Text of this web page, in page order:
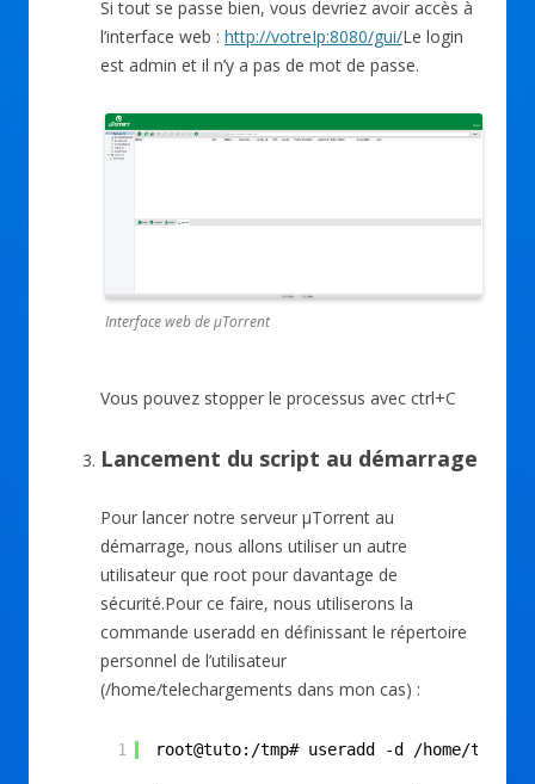
Si tout se passe bien, vous devriez avoir accès à
l’interface web : http://votreIp:8080/gui/Le login
est admin et il n’y a pas de mot de passe.
Interface web de µTorrent
Vous pouvez stopper le processus avec ctrl+C
Lancement du script au démarrage
Pour lancer notre serveur µTorrent au
démarrage, nous allons utiliser un autre
utilisateur que root pour davantage de
sécurité.Pour ce faire, nous utiliserons la
commande useradd en définissant le répertoire
personnel de l’utilisateur
(/home/telechargements dans mon cas) :
1 root@tuto:/tmp# useradd -d /home/